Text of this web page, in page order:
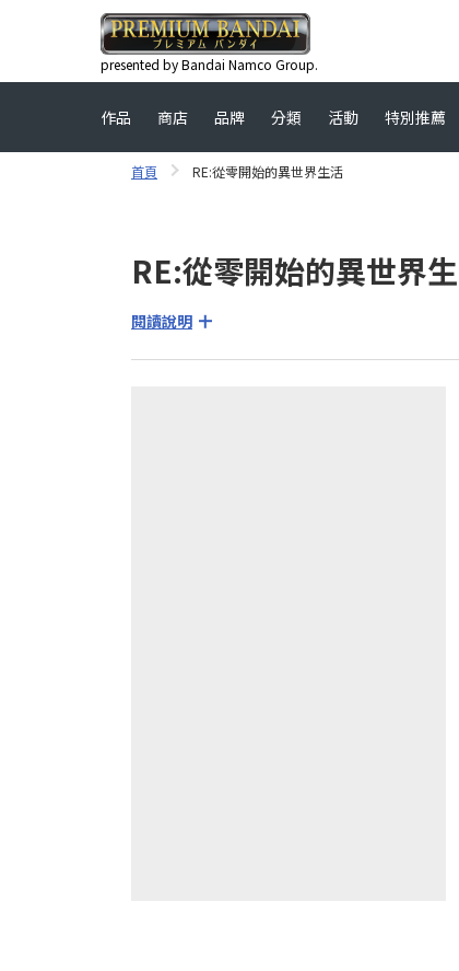
presented by Bandai Namco Group.
作品 商店 品牌 分類 活動 特別推薦
首頁 RE:從零開始的異世界生活
RE:從零開始的異世界
閱讀說明